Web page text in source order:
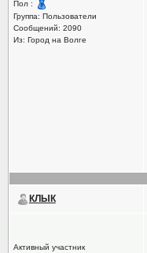
Пол :
Группа: Пользователи
Сообщений: 2090
Из: Город на Волге
КЛЫК
Активный участник